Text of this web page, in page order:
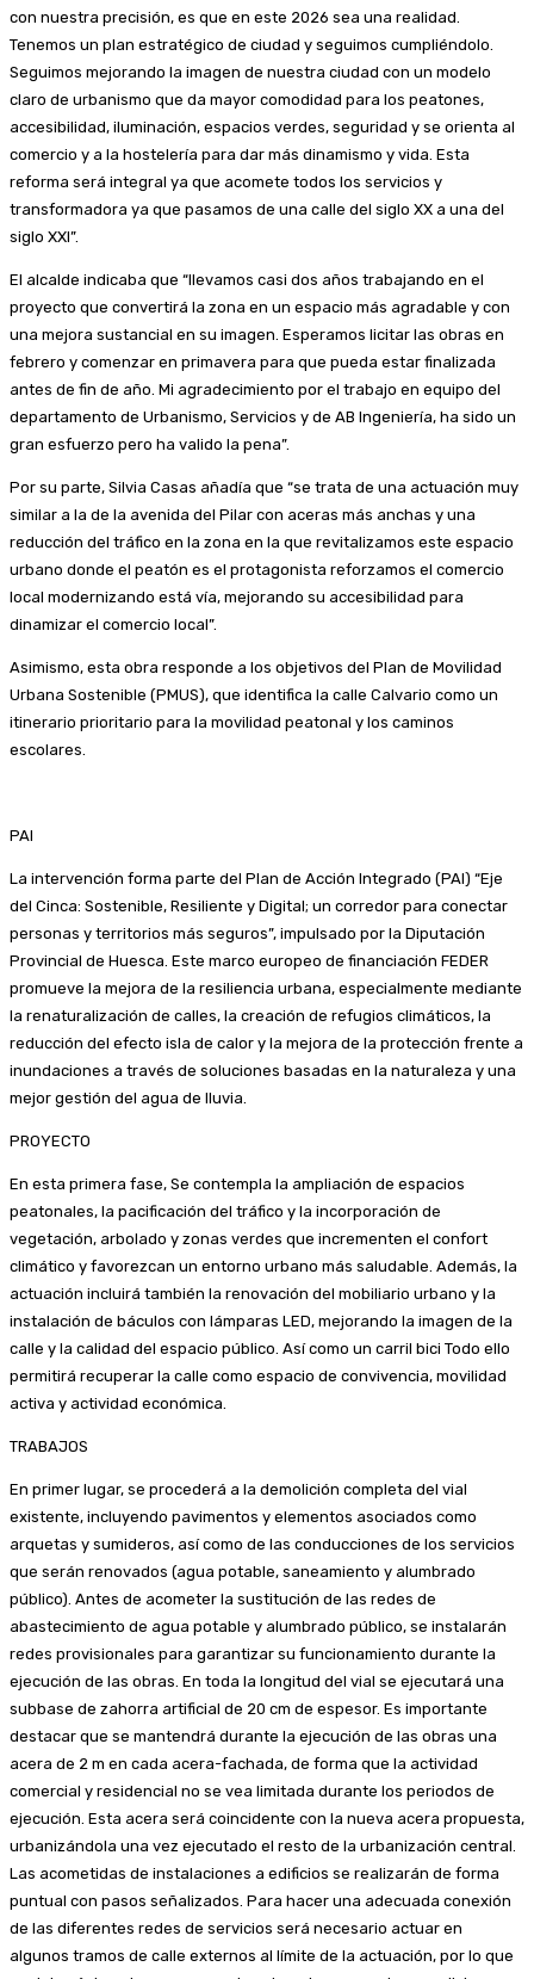
con nuestra precisión, es que en este 2026 sea una realidad.
Tenemos un plan estratégico de ciudad y seguimos cumpliéndolo.
Seguimos mejorando la imagen de nuestra ciudad con un modelo
claro de urbanismo que da mayor comodidad para los peatones,
accesibilidad, iluminación, espacios verdes, seguridad y se orienta al
comercio y a la hostelería para dar más dinamismo y vida. Esta
reforma será integral ya que acomete todos los servicios y
transformadora ya que pasamos de una calle del siglo XX a una del
siglo XXI”.
El alcalde indicaba que “llevamos casi dos años trabajando en el
proyecto que convertirá la zona en un espacio más agradable y con
una mejora sustancial en su imagen. Esperamos licitar las obras en
febrero y comenzar en primavera para que pueda estar finalizada
antes de fin de año. Mi agradecimiento por el trabajo en equipo del
departamento de Urbanismo, Servicios y de AB Ingeniería, ha sido un
gran esfuerzo pero ha valido la pena”.
Por su parte, Silvia Casas añadía que “se trata de una actuación muy
similar a la de la avenida del Pilar con aceras más anchas y una
reducción del tráfico en la zona en la que revitalizamos este espacio
urbano donde el peatón es el protagonista reforzamos el comercio
local modernizando está vía, mejorando su accesibilidad para
dinamizar el comercio local”.
Asimismo, esta obra responde a los objetivos del Plan de Movilidad
Urbana Sostenible (PMUS), que identifica la calle Calvario como un
itinerario prioritario para la movilidad peatonal y los caminos
escolares.
PAI
La intervención forma parte del Plan de Acción Integrado (PAI) “Eje
del Cinca: Sostenible, Resiliente y Digital; un corredor para conectar
personas y territorios más seguros”, impulsado por la Diputación
Provincial de Huesca. Este marco europeo de financiación FEDER
promueve la mejora de la resiliencia urbana, especialmente mediante
la renaturalización de calles, la creación de refugios climáticos, la
reducción del efecto isla de calor y la mejora de la protección frente a
inundaciones a través de soluciones basadas en la naturaleza y una
mejor gestión del agua de lluvia.
PROYECTO
En esta primera fase, Se contempla la ampliación de espacios
peatonales, la pacificación del tráfico y la incorporación de
vegetación, arbolado y zonas verdes que incrementen el confort
climático y favorezcan un entorno urbano más saludable. Además, la
actuación incluirá también la renovación del mobiliario urbano y la
instalación de báculos con lámparas LED, mejorando la imagen de la
calle y la calidad del espacio público. Así como un carril bici Todo ello
permitirá recuperar la calle como espacio de convivencia, movilidad
activa y actividad económica.
TRABAJOS
En primer lugar, se procederá a la demolición completa del vial
existente, incluyendo pavimentos y elementos asociados como
arquetas y sumideros, así como de las conducciones de los servicios
que serán renovados (agua potable, saneamiento y alumbrado
público). Antes de acometer la sustitución de las redes de
abastecimiento de agua potable y alumbrado público, se instalarán
redes provisionales para garantizar su funcionamiento durante la
ejecución de las obras. En toda la longitud del vial se ejecutará una
subbase de zahorra artificial de 20 cm de espesor. Es importante
destacar que se mantendrá durante la ejecución de las obras una
acera de 2 m en cada acera-fachada, de forma que la actividad
comercial y residencial no se vea limitada durante los periodos de
ejecución. Esta acera será coincidente con la nueva acera propuesta,
urbanizándola una vez ejecutado el resto de la urbanización central.
Las acometidas de instalaciones a edificios se realizarán de forma
puntual con pasos señalizados. Para hacer una adecuada conexión
de las diferentes redes de servicios será necesario actuar en
algunos tramos de calle externos al límite de la actuación, por lo que